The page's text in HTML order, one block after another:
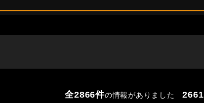
全2866件の情報がありました2661